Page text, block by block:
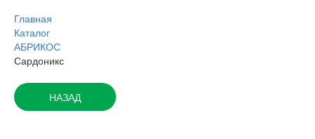
Главная
Каталог
АБРИКОС
Сардоникс
НАЗАД